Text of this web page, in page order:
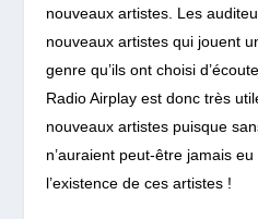
nouveaux artistes. Les
nouveaux artistes qui jouent
genre qu’ils ont choisi
Radio Airplay est donc très
nouveaux artistes puisque
n’auraient peut-être jamais
l’existence de ces artistes !